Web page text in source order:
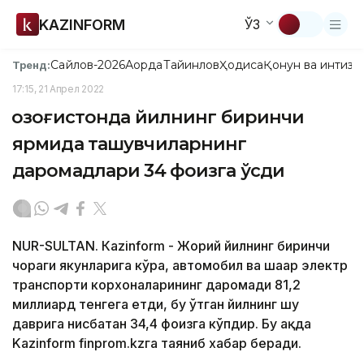
KAZINFORM ЎЗ
Тренд:Сайлов-2026АқордаТайинловҲодисаҚонун ва
17:15, 21 Апрел 2022
Қозоғистонда йилнинг биринчи
ярмида ташувчиларнинг
даромадлари 34 фоизга ўсди
NUR-SULTAN. Кazinform - Жорий йилнинг биринчи
чораги якунларига кўра, автомобил ва шаҳар электр
транспорти корхоналарининг даромади 81,2
миллиард тенгега етди, бу ўтган йилнинг шу
даврига нисбатан 34,4 фоизга кўпдир. Бу ҳақда
Kazinform finprom.kzга таяниб хабар беради.